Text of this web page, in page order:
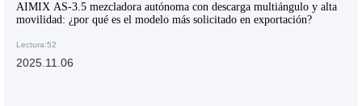
AIMIX AS-3.5 mezcladora autónoma con descarga multiángulo y alta
movilidad: ¿por qué es el modelo más solicitado en exportación?
Lectura:52
2025.11.06